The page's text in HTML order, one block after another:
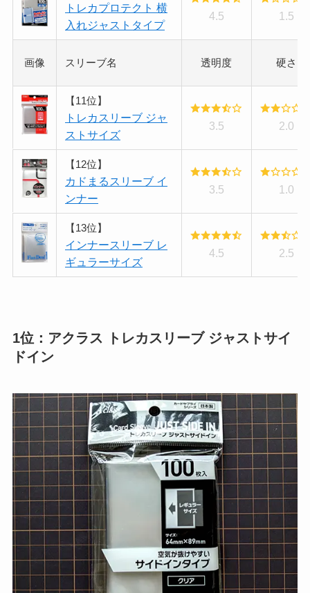
トレカプロテクト 横
入れジャストタイプ
4.5 1.5
画像 スリーブ名 透明度 硬さ
【11位】
トレカスリーブ ジャ
ストサイズ
3.5 2.0
【12位】
カドまるスリーブ イ
ンナー
3.5 1.0
【13位】
インナースリーブ レ
ギュラーサイズ
4.5 2.5
1位：アクラス トレカスリーブ ジャストサイ
ドイン